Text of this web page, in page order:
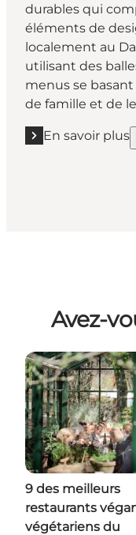
durables qui
éléments de
localement au
utilisant des
menus se
de famille et de
En savoir plus
En savoir plus
Avez-
9 des meilleurs
restaurants
végétariens du